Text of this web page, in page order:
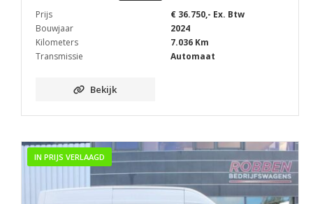
Prijs
€ 36.750,- Ex. Btw
Bouwjaar
2024
Kilometers
7.036 Km
Transmissie
Automaat
Bekijk
IN PRIJS VERLAAGD